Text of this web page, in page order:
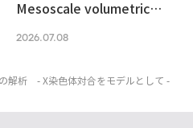
Mesoscale volumetric
nanoscale resolution via
2026.07.08
解析 - X染色体対合をモデルとして -